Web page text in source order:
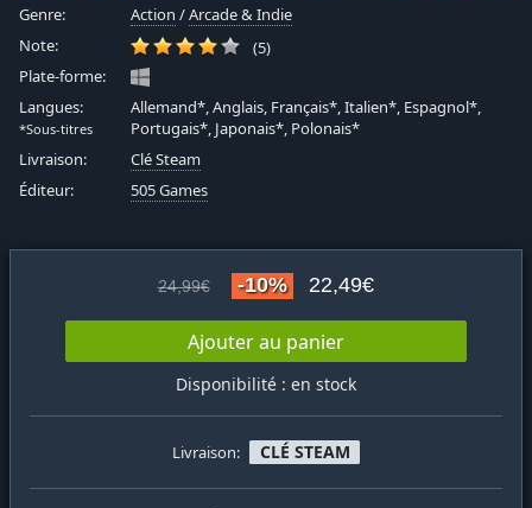
Genre: Action /Arcade & Indie
Note:
(5)
Plate-forme:
Langues:
*Sous-titres
Allemand*, Anglais, Français*, Italien*, Espagnol*,
Portugais*, Japonais*, Polonais*
Livraison:
Clé Steam
Éditeur:
505 Games
24,99€ -10% 22,49€
Ajouter au panier
Disponibilité : en stock
Livraison: CLÉ STEAM